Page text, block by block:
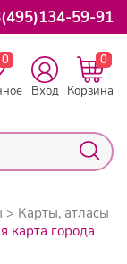
59-91
0
Вход
0
Корзина
Карты, атласы
карта города